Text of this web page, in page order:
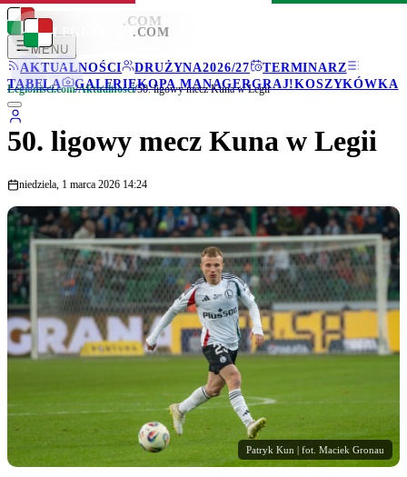
LEGIONISCI .COM
MENU
AKTUALNOŚCI
DRUŻYNA2026/27
TERMINARZ
TABELA
GALERIEKOPA MANAGERGRAJ!KOSZYKÓWKA
LEGIONISCI .COM
Legionisci.com/Aktualności/50. ligowy mecz Kuna w Legii
50. ligowy mecz Kuna w Legii
niedziela, 1 marca 2026 14:24
Patryk Kun | fot. Maciek Gronau